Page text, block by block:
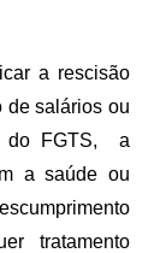
a rescisão
de salários ou
do FGTS,  a
a saúde ou
tratamento